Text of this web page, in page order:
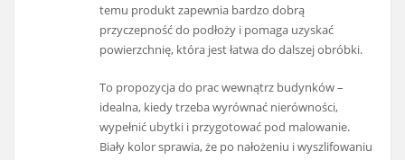
temu produkt zapewnia bardzo dobrą
przyczepność do podłoży i pomaga uzyskać
powierzchnię, która jest łatwa do dalszej obróbki.
To propozycja do prac wewnątrz budynków –
idealna, kiedy trzeba wyrównać nierówności,
wypełnić ubytki i przygotować pod malowanie.
Biały kolor sprawia, że po nałożeniu i wyszlifowaniu